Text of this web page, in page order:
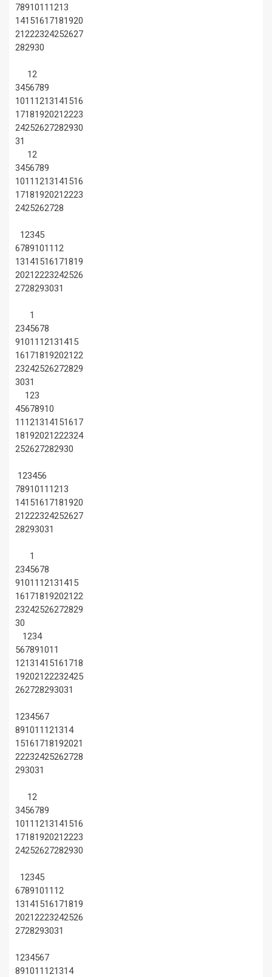
7891011 1213
14151617181920
21222324252627
282930
12
3456789
1011 1213141516
17181920212223
24252627282930
31
12
3456789
1011 1213141516
17181920212223
2425262728
12345
67891011 12
13141516171819
20212223242526
2728293031
1
2345678
91011 12131415
16171819202122
23242526272829
3031
123
45678910
11 121314151617
18192021222324
252627282930
123456
7891011 1213
14151617181920
21222324252627
28293031
1
2345678
91011 12131415
16171819202122
23242526272829
30
1234
567891011
12131415161718
19202122232425
262728293031
1234567
891011 121314
15161718192021
22232425262728
293031
12
3456789
1011 1213141516
17181920212223
24252627282930
12345
67891011 12
13141516171819
20212223242526
2728293031
1234567
891011 121314